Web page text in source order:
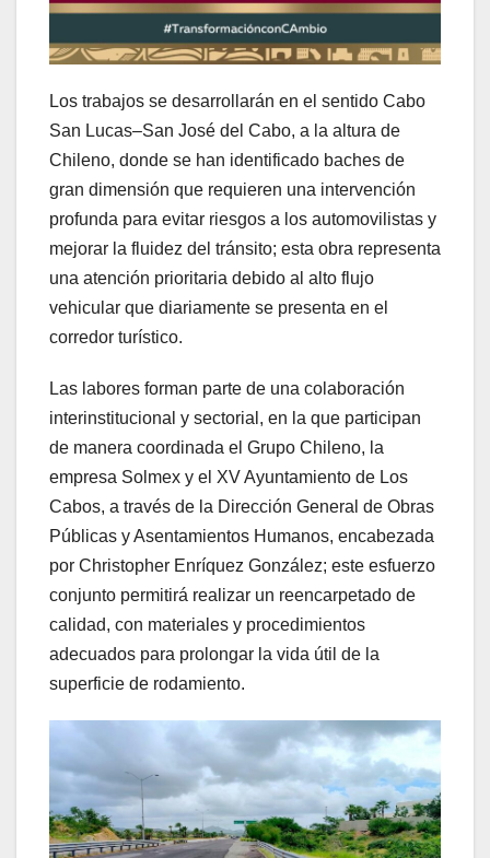
Los trabajos se desarrollarán en el sentido Cabo
San Lucas–San José del Cabo, a la altura de
Chileno, donde se han identificado baches de
gran dimensión que requieren una intervención
profunda para evitar riesgos a los automovilistas y
mejorar la fluidez del tránsito; esta obra representa
una atención prioritaria debido al alto flujo
vehicular que diariamente se presenta en el
corredor turístico.
Las labores forman parte de una colaboración
interinstitucional y sectorial, en la que participan
de manera coordinada el Grupo Chileno, la
empresa Solmex y el XV Ayuntamiento de Los
Cabos, a través de la Dirección General de Obras
Públicas y Asentamientos Humanos, encabezada
por Christopher Enríquez González; este esfuerzo
conjunto permitirá realizar un reencarpetado de
calidad, con materiales y procedimientos
adecuados para prolongar la vida útil de la
superficie de rodamiento.